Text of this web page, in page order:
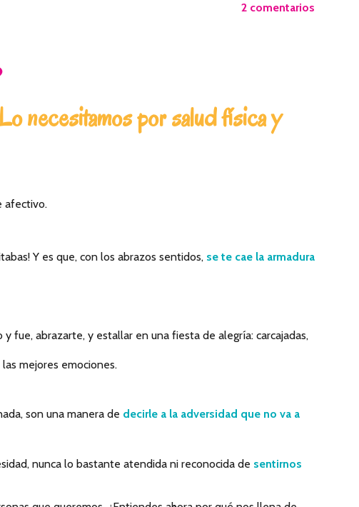
2 comentarios
necesitamos por salud física y
afectivo.
Y es que, con los abrazos sentidos, se te cae la armadura
fue, abrazarte, y estallar en una fiesta de alegría: carcajadas,
mejores emociones.
son una manera de decirle a la adversidad que no va a
nunca lo bastante atendida ni reconocida de sentirnos